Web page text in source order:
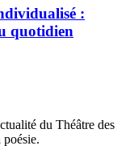
:
quotidien
du Théâtre des